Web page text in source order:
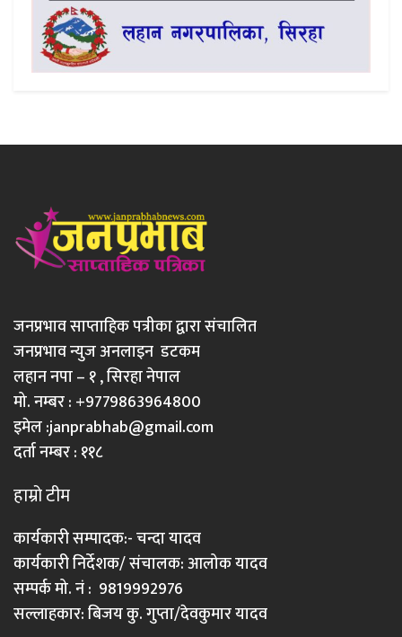
जनप्रभाव साप्ताहिक पत्रीका द्वारा संचालित
जनप्रभाव न्युज अनलाइन डटकम
लहान नपा – १ , सिरहा नेपाल
मो. नम्बर : +9779863964800
इमेल :janprabhab@gmail.com
दर्ता नम्बर : ११८
हाम्रो टीम
कार्यकारी सम्पादक:- चन्दा यादव
कार्यकारी निर्देशक/ संचालक: आलोक यादव
सम्पर्क मो. नं : 9819992976
सल्लाहकार: बिजय कु. गुप्ता/देवकुमार यादव